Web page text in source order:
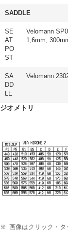
SADDLE
SE
AT
PO
ST
Velomann
1,6mm,
SA
DD
LE
Velomann
ジオメトリ
画像はクリック・タ